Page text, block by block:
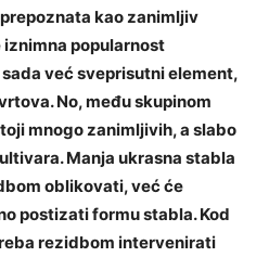
kao zanimljiv
popularnost
sada već sveprisutni element,
No, među skupinom
mnogo zanimljivih, a slabo
Manja ukrasna stabla
oblikovati, već će
postizati formu stabla. Kod
rezidbom intervenirati